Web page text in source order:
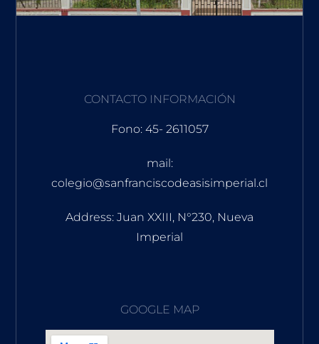
CONTACTO INFORMACIÓN
Fono: 45- 2611057
mail:
colegio@sanfranciscodeasisimperial.cl
Address: Juan XXIII, N°230, Nueva
Imperial
GOOGLE MAP